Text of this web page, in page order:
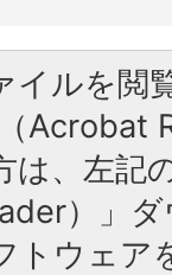
イルを閲
Acrobat
は、左記
）」
トウェア